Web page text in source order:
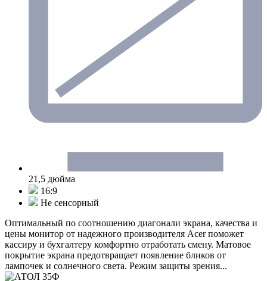
21,5 дюйма
16:9
Не сенсорный
Оптимальный по соотношению диагонали экрана, качества и
цены монитор от надежного производителя Acer поможет
кассиру и бухгалтеру комфортно отработать смену. Матовое
покрытие экрана предотвращает появление бликов от
лампочек и солнечного света. Режим защиты зрения...